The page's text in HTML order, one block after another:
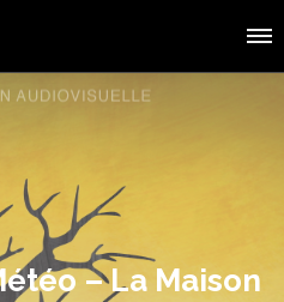
– La Maison